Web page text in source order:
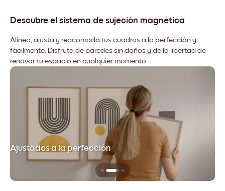
Descubre el sistema de sujeción magnética
Alinea, ajusta y reacomoda tus cuadros a la perfección y
fácilmente. Disfruta de paredes sin daños y de la libertad de
renovar tu espacio en cualquier momento.
Ajustados a la perfección